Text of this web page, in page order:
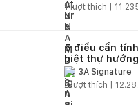
1lượt thích |
5 điều cần
biệt thự
3A Signature
2lượt thích |